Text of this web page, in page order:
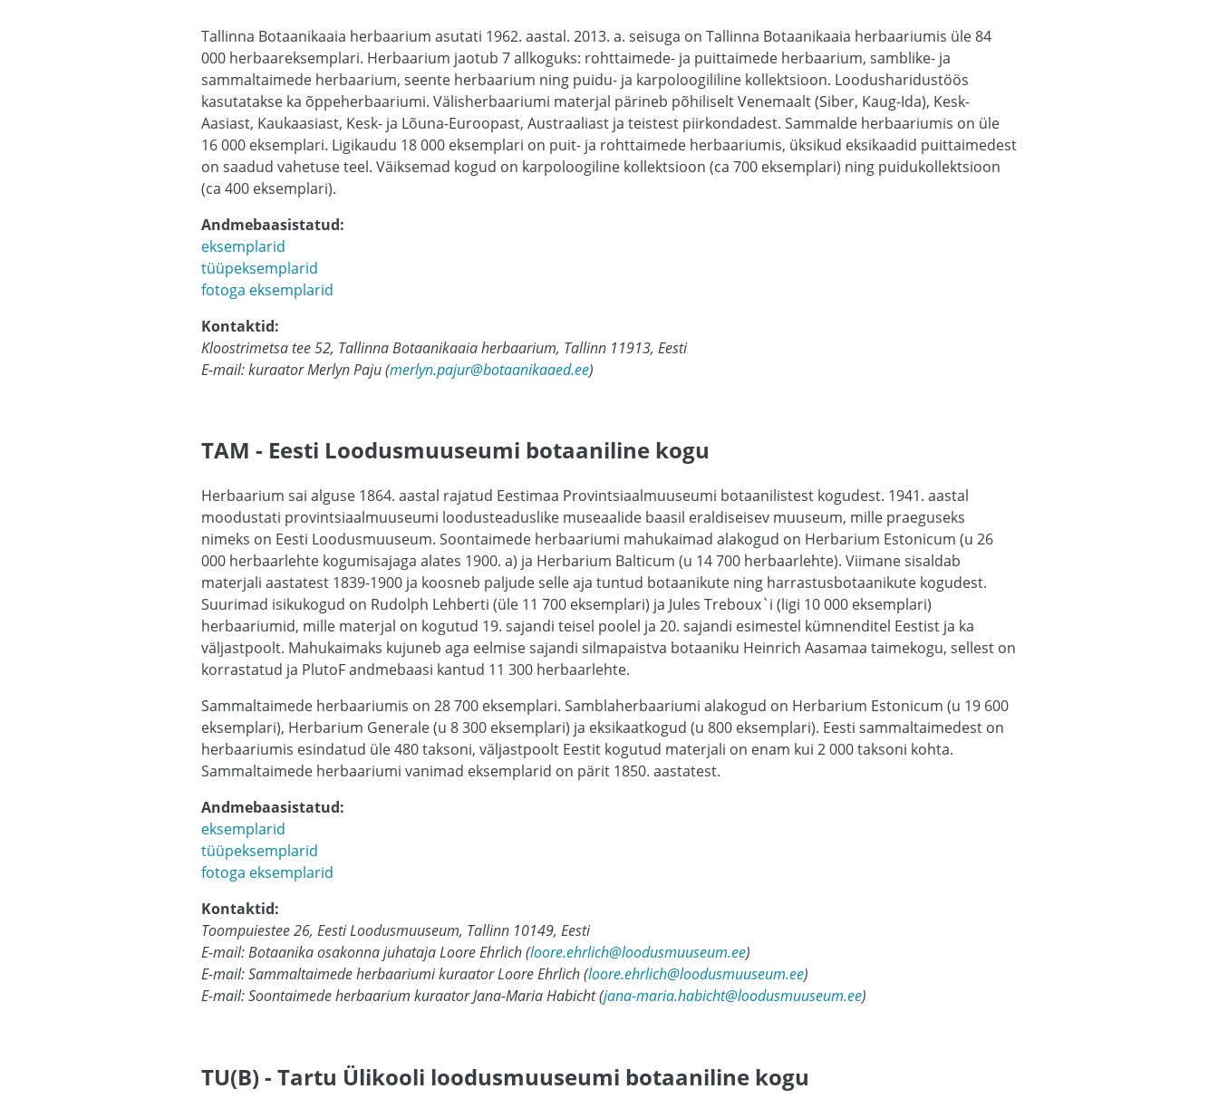
Tallinna Botaanikaaia herbaarium asutati 1962. aastal. 2013. a. seisuga on Tallinna Botaanikaaia herbaariumis üle 84
000 herbaareksemplari. Herbaarium jaotub 7 allkoguks: rohttaimede- ja puittaimede herbaarium, samblike- ja
sammaltaimede herbaarium, seente herbaarium ning puidu- ja karpoloogililine kollektsioon. Loodusharidustöös
kasutatakse ka õppeherbaariumi. Välisherbaariumi materjal pärineb põhiliselt Venemaalt (Siber, Kaug-Ida), Kesk-
Aasiast, Kaukaasiast, Kesk- ja Lõuna-Euroopast, Austraaliast ja teistest piirkondadest. Sammalde herbaariumis on üle
16 000 eksemplari. Ligikaudu 18 000 eksemplari on puit- ja rohttaimede herbaariumis, üksikud eksikaadid puittaimedest
on saadud vahetuse teel. Väiksemad kogud on karpoloogiline kollektsioon (ca 700 eksemplari) ning puidukollektsioon
(ca 400 eksemplari).
Andmebaasistatud:
eksemplarid
tüüpeksemplarid
fotoga eksemplarid
Kontaktid:
Kloostrimetsa tee 52, Tallinna Botaanikaaia herbaarium, Tallinn 11913, Eesti
E-mail: kuraator Merlyn Paju (merlyn.pajur@botaanikaaed.ee)
TAM - Eesti Loodusmuuseumi botaaniline kogu
Herbaarium sai alguse 1864. aastal rajatud Eestimaa Provintsiaalmuuseumi botaanilistest kogudest. 1941. aastal
moodustati provintsiaalmuuseumi loodusteaduslike museaalide baasil eraldiseisev muuseum, mille praeguseks
nimeks on Eesti Loodusmuuseum. Soontaimede herbaariumi mahukaimad alakogud on Herbarium Estonicum (u 26
000 herbaarlehte kogumisajaga alates 1900. a) ja Herbarium Balticum (u 14 700 herbaarlehte). Viimane sisaldab
materjali aastatest 1839-1900 ja koosneb paljude selle aja tuntud botaanikute ning harrastusbotaanikute kogudest.
Suurimad isikukogud on Rudolph Lehberti (üle 11 700 eksemplari) ja Jules Treboux`i (ligi 10 000 eksemplari)
herbaariumid, mille materjal on kogutud 19. sajandi teisel poolel ja 20. sajandi esimestel kümnenditel Eestist ja ka
väljastpoolt. Mahukaimaks kujuneb aga eelmise sajandi silmapaistva botaaniku Heinrich Aasamaa taimekogu, sellest on
korrastatud ja PlutoF andmebaasi kantud 11 300 herbaarlehte.
Sammaltaimede herbaariumis on 28 700 eksemplari. Samblaherbaariumi alakogud on Herbarium Estonicum (u 19 600
eksemplari), Herbarium Generale (u 8 300 eksemplari) ja eksikaatkogud (u 800 eksemplari). Eesti sammaltaimedest on
herbaariumis esindatud üle 480 taksoni, väljastpoolt Eestit kogutud materjali on enam kui 2 000 taksoni kohta.
Sammaltaimede herbaariumi vanimad eksemplarid on pärit 1850. aastatest.
Andmebaasistatud:
eksemplarid
tüüpeksemplarid
fotoga eksemplarid
Kontaktid:
Toompuiestee 26, Eesti Loodusmuuseum, Tallinn 10149, Eesti
E-mail: Botaanika osakonna juhataja Loore Ehrlich (loore.ehrlich@loodusmuuseum.ee)
E-mail: Sammaltaimede herbaariumi kuraator Loore Ehrlich (loore.ehrlich@loodusmuuseum.ee)
E-mail: Soontaimede herbaarium kuraator Jana-Maria Habicht (jana-maria.habicht@loodusmuuseum.ee)
TU(B) - Tartu Ülikooli loodusmuuseumi botaaniline kogu